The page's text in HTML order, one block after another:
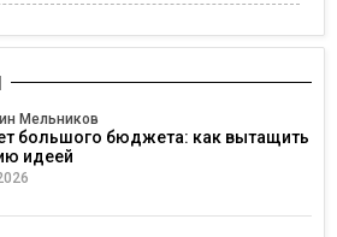
Мельников
большого бюджета: как вытащить
идеей